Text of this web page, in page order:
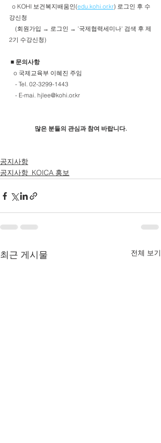
  o KOHI 보건복지배움인(
edu.kohi.or.kr) 로그인 후 수
강신청
2기 수강신청)
■ 문의사항
   o 국제교육부 이혜진 주임
    - Tel. 02-3299-1443
    - E-mai. hjlee@kohi.or.kr
많은 분들의 관심과 참여 바랍니다.
공지사항
공지사항_KOICA 홍보
최근 게시물 전체 보기